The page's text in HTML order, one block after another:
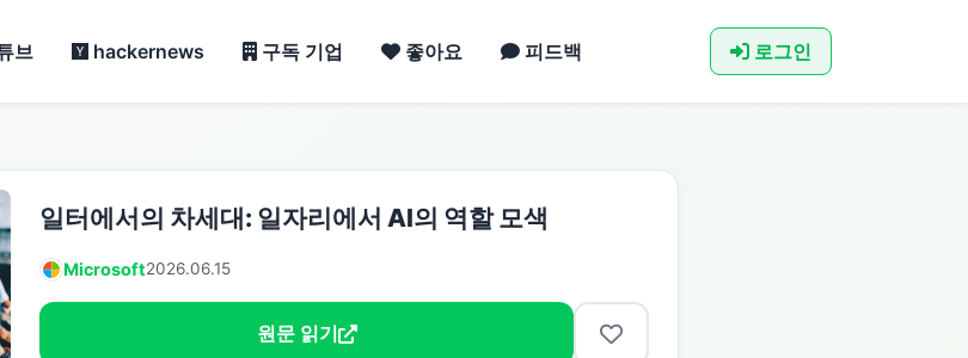
브 hackernews 구독 기업 좋아요 피드백 로그인
일터에서의 차세대: 일자리에서 AI의 역할 모색
Microsoft2026.06.15
원문 읽기